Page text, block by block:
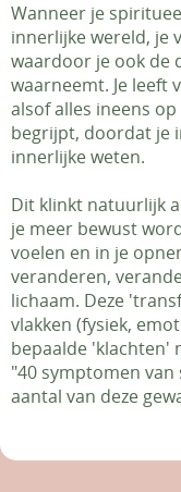
Wanneer je
innerlijke wereld, je
waardoor je ook de
waarneemt. Je leeft
alsof alles ineens
begrijpt, doordat je
innerlijke weten.
Dit klinkt natuurlijk
je meer bewust
voelen en in je
veranderen,
lichaam. Deze
vlakken (fysiek,
bepaalde 'klachten'
"40 symptomen
aantal van deze